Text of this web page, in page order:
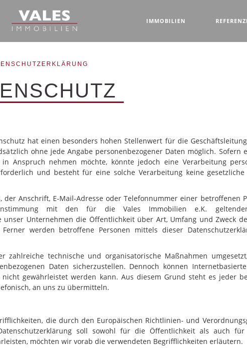
IMMOBILIEN
hat einen besonders hohen Stellenwert für die
ohne jede Angabe personenbezogener Daten möglich. Sofern
Anspruch nehmen möchte, könnte jedoch eine Verarbeitung
und besteht für eine solche Verarbeitung keine
Anschrift, E-Mail-Adresse oder Telefonnummer einer betroffenen
mit den für die Vales Immobilien e.K. geltenden
Unternehmen die Öffentlichkeit über Art, Umfang und Zweck
werden betroffene Personen mittels dieser
technische und organisatorische Maßnahmen
Daten sicherzustellen. Dennoch können
gewährleistet werden kann. Aus diesem Grund steht es jeder
an uns zu übermitteln.
die durch den Europäischen Richtlinien- und
soll sowohl für die Öffentlichkeit als auch
möchten wir vorab die verwendeten Begrifflichkeiten erläutern.